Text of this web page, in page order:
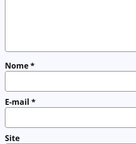
Nome*
E-mail *
Site